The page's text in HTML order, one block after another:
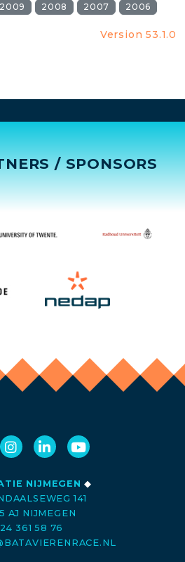
2009 2008 2007 2006
Version 53.1.0
/ SPONSORS
NIJMEGEN ◆
141
AJ NIJMEGEN
361 58 76